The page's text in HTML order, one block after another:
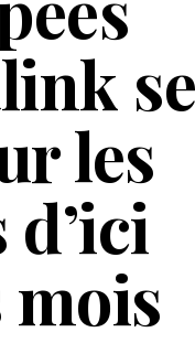
les
mois